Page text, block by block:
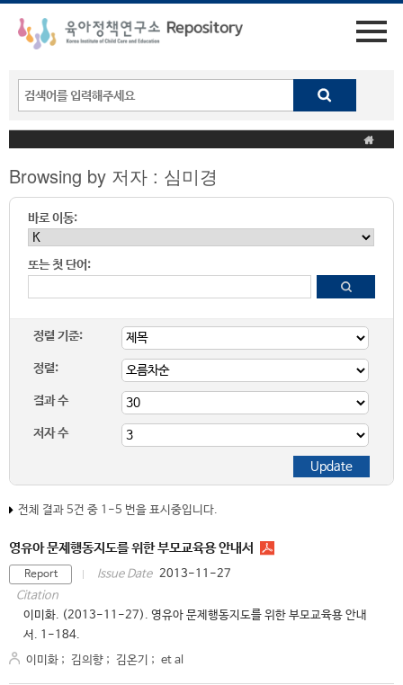
Browsing by 저자 : 심미경
바로 이동:
또는 첫 단어:
정렬 기준:
정렬:
결과 수
저자 수
전체 결과 5건 중 1-5 번을 표시중입니다.
영유아 문제행동지도를 위한 부모교육용 안내서
Report Issue Date 2013-11-27
Citation
이미화. (2013-11-27). 영유아 문제행동지도를 위한 부모교육용 안내
서. 1-184.
이미화 ; 김의향 ; 김온기 ; et al